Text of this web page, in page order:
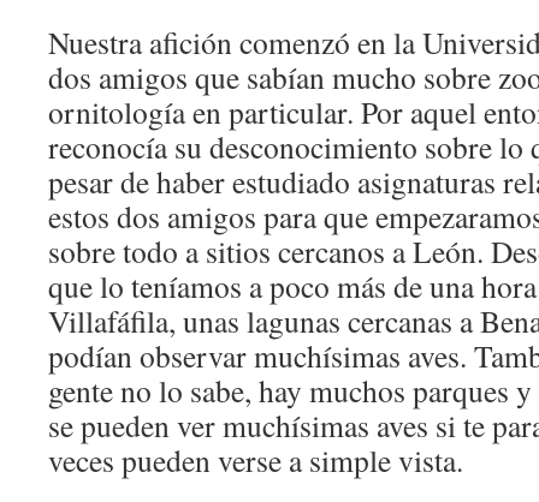
Nuestra afición comenzó en la
dos amigos que sabían mucho sobre
ornitología en particular. Por aquel
reconocía su desconocimiento sobre lo
pesar de haber estudiado asignaturas
estos dos amigos para que
sobre todo a sitios cercanos a León.
que lo teníamos a poco más de una
Villafáfila, unas lagunas cercanas a
podían observar muchísimas aves.
gente no lo sabe, hay muchos parques
se pueden ver muchísimas aves si te
veces pueden verse a simple vista.